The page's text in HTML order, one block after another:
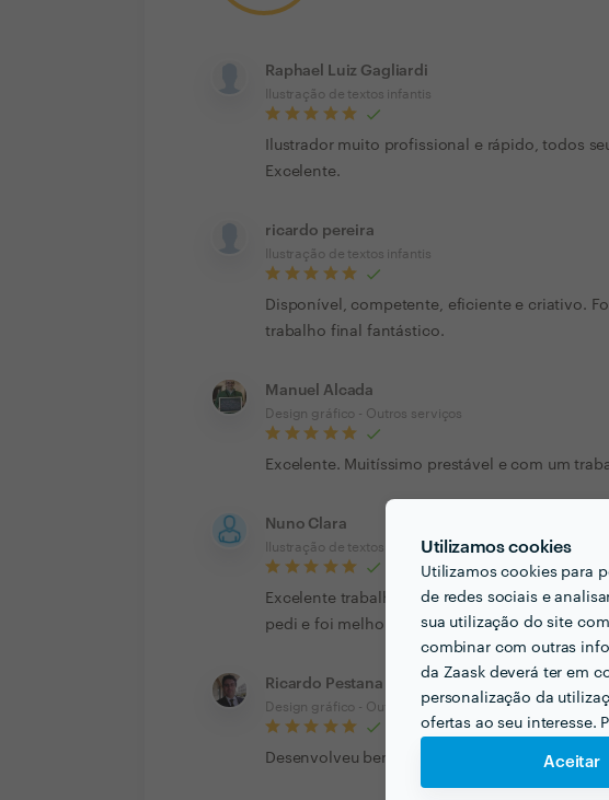
Utilizamos cookies
Utilizamos cookies para
de redes sociais e
sua utilização do site
combinar com outras
da Zaask deverá ter em
personalização da
ofertas ao seu interesse.
Aceitar
Raphael Luiz Gagliardi
Ilustração de textos infantis
Ilustrador muito profissional e rápido, todos
Excelente.
ricardo pereira
Ilustração de textos infantis
Disponível, competente, eficiente e criativo.
trabalho final fantástico.
Manuel Alcada
Design gráfico - Outros serviços
Excelente. Muitíssimo prestável e com um
Nuno Clara
Ilustração de textos infantis
Excelente trabalho. Orçamento acessível.
pedi e foi melhorando sucessivamente o
Ricardo Pestana
Design gráfico - Outros serviços
Desenvolveu bem o que foi pedido.